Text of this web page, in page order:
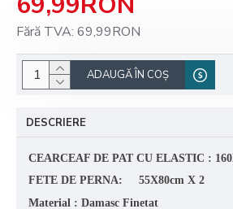
Fără TVA: 69,99RON
ADAUGĂ ÎN COŞ
DESCRIERE
CEARCEAF DE PAT CU ELASTIC :
FETE DE PERNA: 55X80cm X 2
Material : Damasc Finetat